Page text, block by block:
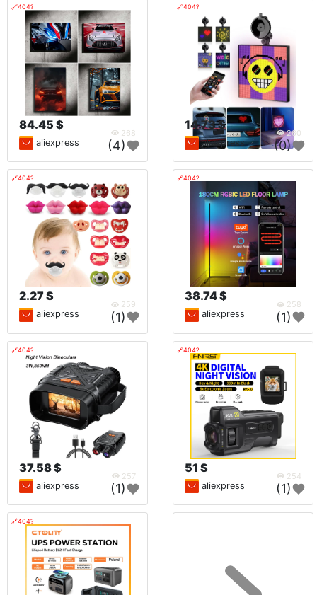
🔗404?
84.45 $
268
aliexpress (4)
🔗404?
14.73 $
260
aliexpress (0)
🔗404?
2.27 $
259
aliexpress (1)
🔗404?
38.74 $
258
aliexpress (1)
🔗404?
37.58 $
257
aliexpress (1)
🔗404?
51 $
254
aliexpress (1)
🔗404?